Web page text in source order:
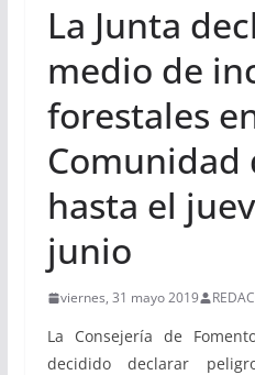
La Junta
medio de
forestales
Comunidad
hasta el
junio
viernes, 31 mayo 2019
La Consejería de
decidido declarar